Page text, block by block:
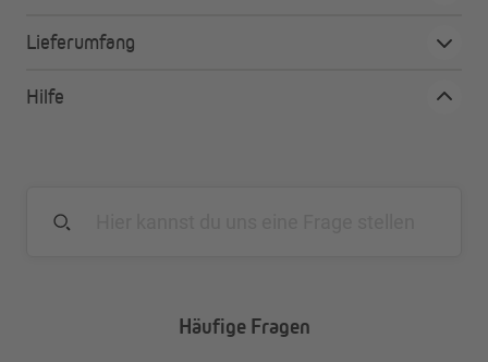
Deine Vorteile auf einen Blick
Lieferumfang
Hilfe
Häufige Fragen